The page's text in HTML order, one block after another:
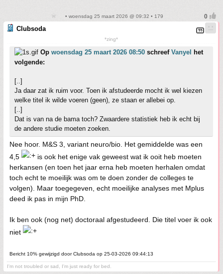
• woensdag 25 maart 2026 @ 09:32 • 179
Clubsoda
*zing*
Op woensdag 25 maart 2026 08:50 schreef Vanyel
het
volgende:
[..]
Ja daar zat ik ruim voor. Toen ik afstudeerde mocht ik wel kiezen
welke titel ik wilde voeren (geen), ze staan er allebei op.
[..]
Dat is van na de bama toch? Zwaardere statistiek heb ik echt bij
de andere studie moeten zoeken.
Nee hoor. M&S 3, variant neuro/bio. Het gemiddelde was een
4,5
is ook het enige vak geweest wat ik ooit heb moeten
herkansen (en toen het jaar erna heb moeten herhalen omdat
toch echt te moeilijk was om te doen zonder de colleges te
volgen). Maar toegegeven, echt moeilijke analyses met Mplus
deed ik pas in mijn PhD.
Ik ben ook (nog net) doctoraal afgestudeerd. Die titel voer ik ook
niet
Bericht 10% gewijzigd door Clubsoda op 25-03-2026 09:44:13
I'm not troubled or sad, I'm just ready for bed.